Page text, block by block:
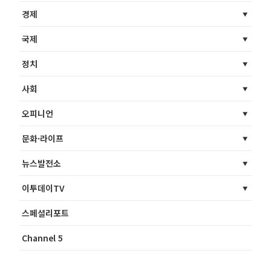
경제
국제
정치
사회
오피니언
문화·라이프
뉴스발전소
이투데이TV
스페셜리포트
Channel 5